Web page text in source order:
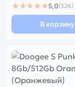
★★★★★5,0(326)
В корзину